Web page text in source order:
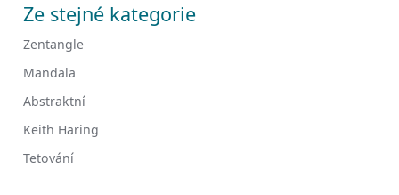
Ze stejné kategorie
Zentangle
Mandala
Abstraktní
Keith Haring
Tetování